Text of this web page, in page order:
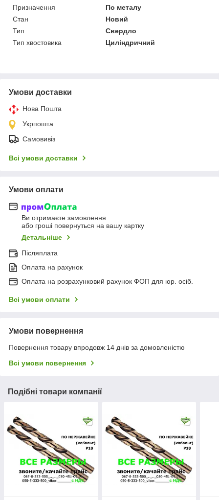
Призначення
По металу
Стан
Новий
Тип
Свердло
Тип хвостовика
Циліндричний
Умови доставки
Нова Пошта
Укрпошта
Самовивіз
Всі умови доставки
Умови оплати
Ви отримаєте замовлення
або гроші повернуться на вашу картку
Детальніше
Післяплата
Оплата на рахунок
Оплата на розрахунковий рахунок ФОП для юр. осіб.
Всі умови оплати
Умови повернення
Повернення товару впродовж 14 днів за домовленістю
Всі умови повернення
Подібні товари компанії